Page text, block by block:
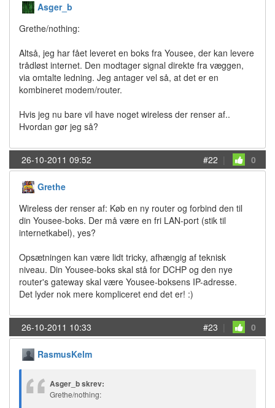
Asger_b
Grethe/nothing:
Altså, jeg har fået leveret en boks fra Yousee, der kan levere
trådløst internet. Den modtager signal direkte fra væggen,
via omtalte ledning. Jeg antager vel så, at det er en
kombineret modem/router.
Hvis jeg nu bare vil have noget wireless der renser af..
Hvordan gør jeg så?
26-10-2011 09:52 #22 | 0
Grethe
Wireless der renser af: Køb en ny router og forbind den til
din Yousee-boks. Der må være en fri LAN-port (stik til
internetkabel), yes?
Opsætningen kan være lidt tricky, afhængig af teknisk
niveau. Din Yousee-boks skal stå for DCHP og den nye
router's gateway skal være Yousee-boksens IP-adresse.
Det lyder nok mere kompliceret end det er! :)
26-10-2011 10:33 #23 | 0
RasmusKelm
Asger_b skrev:
Grethe/nothing: